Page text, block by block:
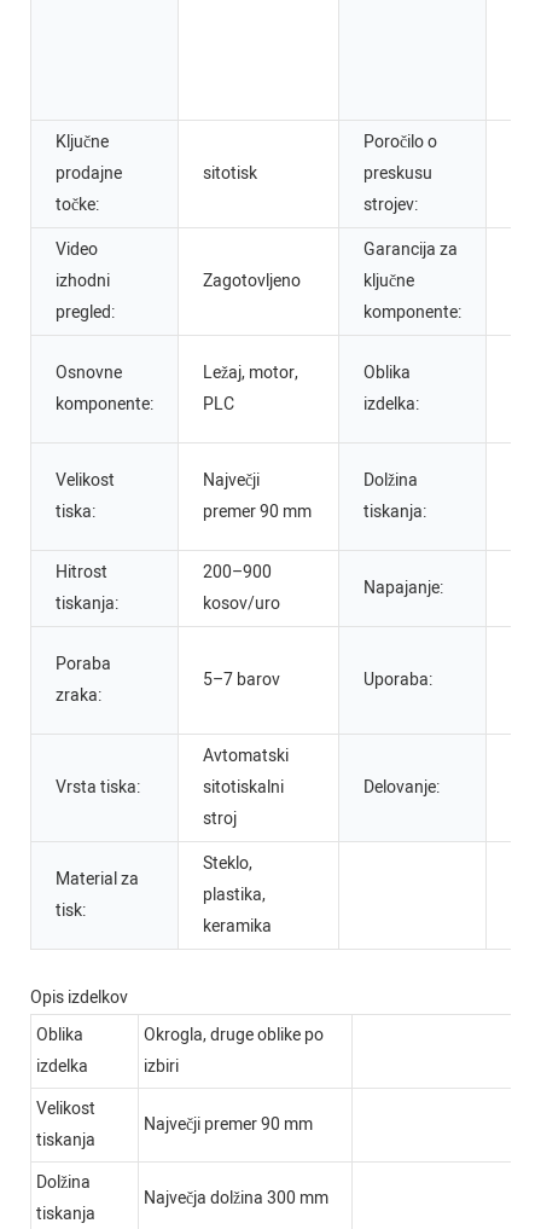
Ključne
prodajne
točke:
sitotisk
Poročilo o
preskusu
strojev:
Video
izhodni
pregled:
Zagotovljeno
Garancija za
ključne
komponente:
Osnovne
komponente:
Ležaj, motor,
PLC
Oblika
izdelka:
Velikost
tiska:
Največji
premer 90 mm
Dolžina
tiskanja:
Hitrost
tiskanja:
200–900
kosov/uro
Napajanje:
Poraba
zraka:
5–7 barov Uporaba:
Vrsta tiska:
Avtomatski
sitotiskalni
stroj
Delovanje:
Material za
tisk:
Steklo,
plastika,
keramika
Opis izdelkov
Oblika
izdelka
Okrogla, druge oblike po
izbiri
Velikost
tiskanja
Največji premer 90 mm
Dolžina
tiskanja
Največja dolžina 300 mm